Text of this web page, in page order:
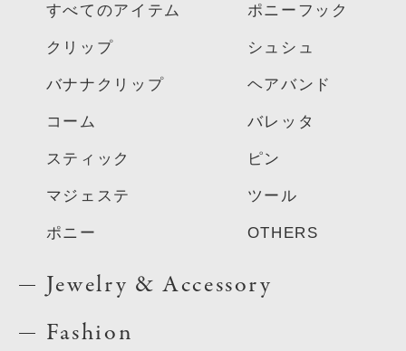
すべてのアイテム
クリップ
バナナクリップ
コーム
スティック
マジェステ
ポニー
ポニーフック
シュシュ
ヘアバンド
バレッタ
ピン
ツール
OTHERS
Jewelry & Accessory
Fashion